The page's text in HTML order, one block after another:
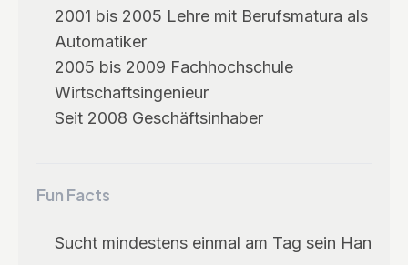
2001 bis 2005 Lehre mit Berufsmatura als
Automatiker
2005 bis 2009 Fachhochschule
Wirtschaftsingenieur
Seit 2008 Geschäftsinhaber
Fun Facts
Sucht mindestens einmal am Tag sein Han